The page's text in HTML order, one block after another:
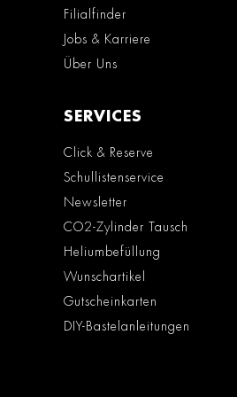
Filialfinder
Jobs & Karriere
Über Uns
SERVICES
Click & Reserve
Schullistenservice
Newsletter
CO2-Zylinder Tausch
Heliumbefüllung
Wunschartikel
Gutscheinkarten
DIY-Bastelanleitungen